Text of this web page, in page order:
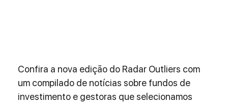
Confira a nova edição do Radar Outliers com
um compilado de notícias sobre fundos de
investimento e gestoras que selecionamos